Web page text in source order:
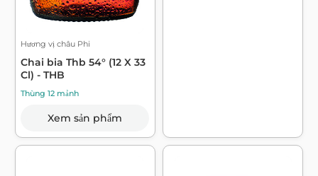
Hương vị châu Phi
Chai bia Thb 54° (12 X 33
Cl) - THB
Thùng 12 mảnh
Xem sản phẩm